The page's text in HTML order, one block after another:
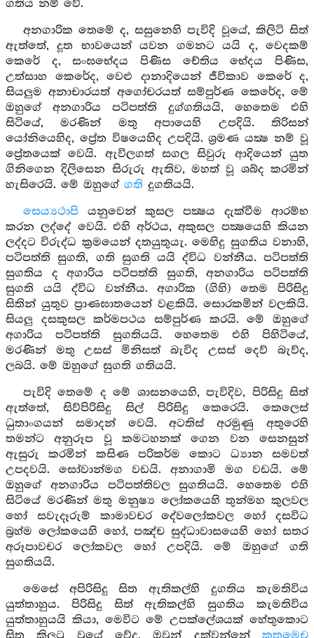
ගතිය නම් වේ.
අනගාරික තෙමේ ද, සසුනෙහි පැවිදි වූයේ, කිලිටි සිත්
ඇත්තේ, දූත භාවයෙන් යවන ගමනට යයි ද, වෙදකම්
කෙරේ ද, සංඝභේදය පිණිස චේතිය භේදය පිණිස,
උත්සාහ කෙරේද, වෙළු දානාදියෙන් ජීවිකාව කෙරේ ද,
සියලුම අනාචාරයත් අගෝචරයත් සම්පුර්ණ කෙරේද, මේ
ඔහුගේ අනගාරිය පටිපත්ති දුග්ගතියයි, හෙතෙම එහි
සිටියේ, මරණින් මතු අපායෙහි උපදියි. තිරිසන්
යෝනියෙහිද, ප්‍රේත විෂයෙහිද උපදියි. ශ්‍රමණ යක්‍ෂ නම් වූ
ප්‍රේතයෙක් වෙයි. ඇවිලගත් සගල සිවුරු ආදියෙන් යුත
ගිනිගෙන දිලිසෙන සිරුරු ඇතිව, මහත් වූ ශබ්ද කරමින්
හැසිරෙයි. මේ ඔහුගේ ගති දුගතියයි.
සෙය්‍යථාපියනුවෙන් කුසල පක්‍ෂය දැක්වීම ආරම්භ
කරන ලද්දේ වෙයි. එහි අර්ථය, අකුසල පක්‍ෂයෙහි කියන
ලද්දට විරුද්ධ ක්‍රමයෙන් දතයුතුයැ. මෙහිදු සුගතිය වනාහි,
පටිපත්ති සුගති, ගති සුගති යයි ද්විධ වන්නීය. පටිපත්ති
සුගතිය ද අගාරිය පටිපත්ති සුගති, අනගාරිය පටිපත්ති
සුගති යයි ද්විධ වන්නීය. අගාරික (ගිහි) තෙම පිරිසිදු
සිතින් යුතුව ප්‍රාණඝාතයෙන් වළකියි. සොරකමින් වලකියි.
සියලු දසකුසල කර්මපථය සම්පුර්ණ කරයි. මේ ඔහුගේ
අගාරිය පටිපත්ති සුගතියයි. හෙතෙම එහි පිහිටියේ,
මරණින් මතු උසස් මිනිසත් බැවිද උසස් දෙව් බැව්ද,
ලබයි. මේ ඔහුගේ සුගති ගතියයි.
පැවිදි තෙමේ ද මේ ශාසනයෙහි, පැවිදිව, පිරිසිදු සිත්
ඇත්තේ, සිව්පිරිසිදු සිල් පිරිසිදු කෙරෙයි. කෙලෙස්
ධුතාංගයන් සමාදන් වෙයි. අටතිස් අරමුණු අතුරෙහි
තමන්ට අනුරූප වූ කමටහනක් ගෙන වන සෙනසුන්
ඇසුරු කරමින් කසිණ පරිකර්ම කොට ධ්‍යාන සමවත්
උපදවයි. සෝවාන්මග වඩයි. අනාගාමි මග වඩයි. මේ
ඔහුගේ අනගාරිය පටිපත්තිවල සුගතියයි. හෙතෙම එහි
සිටියේ මරණින් මතු මනුෂ්‍ය ලෝකයෙහි තුන්මහ කුලවල
හෝ සවැදෑරුම් කාමාවචර දේවලෝකවල හෝ දසවිධ
බ්‍රහ්ම ලෝකයෙහි හෝ, පඤ්ච සුද්ධාවාසයෙහි හෝ සතර
අරූපාවචර ලෝකවල හෝ උපදියි. මේ ඔහුගේ ගති
සුගතියයි.
මෙසේ අපිරිසිදු සිත ඇතිකල්හි දුගතිය කැමතිවිය
යුත්තාහුය. පිරිසිදු සිත් ඇතිකල්හි සුගතිය කැමතිවිය
යුත්තාහුයයි කියා, මෙවිට මේ උපක්ලේශයක් හේතුකොට